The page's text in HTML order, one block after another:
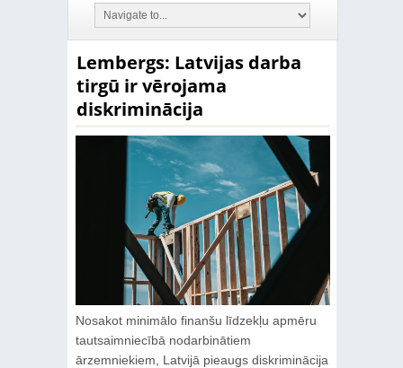
Lembergs: Latvijas darba
tirgū ir vērojama
diskriminācija
Nosakot minimālo finanšu līdzekļu apmēru
tautsaimniecībā nodarbinātiem
ārzemniekiem, Latvijā pieaugs diskriminācija